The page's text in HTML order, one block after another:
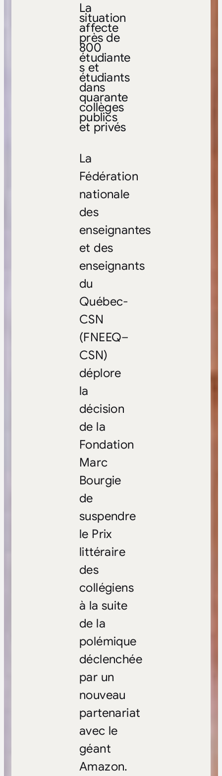
La
situation
affecte
près de
800
étudiante
s et
étudiants
dans
quarante
collèges
publics
et privés
La
Fédération
nationale
des
enseignantes
et des
enseignants
du
Québec-
CSN
(FNEEQ–
CSN)
déplore
la
décision
de la
Fondation
Marc
Bourgie
de
suspendre
le Prix
littéraire
des
collégiens
à la suite
de la
polémique
déclenchée
par un
nouveau
partenariat
avec le
géant
Amazon.